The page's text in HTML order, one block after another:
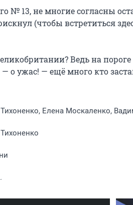
№ 13, не многие согласны
(чтобы встретиться
Ведь на пороге
ужас! — ещё много кто
Елена Москаленко,